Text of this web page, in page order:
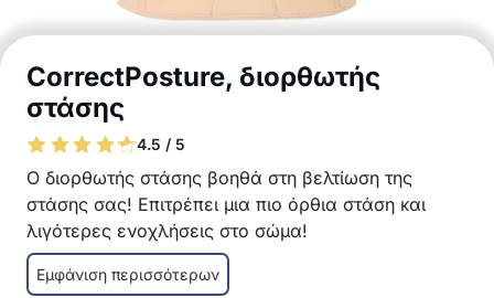
CorrectPosture, διορθωτής
στάσης
4.5 / 5
Ο διορθωτής στάσης βοηθά στη βελτίωση της
στάσης σας! Επιτρέπει μια πιο όρθια στάση και
λιγότερες ενοχλήσεις στο σώμα!
Ο διορθωτής στάσης βοηθά στη μείωση των
πόνων στην πλάτη και τους ώμους
Εμφάνιση περισσότερων